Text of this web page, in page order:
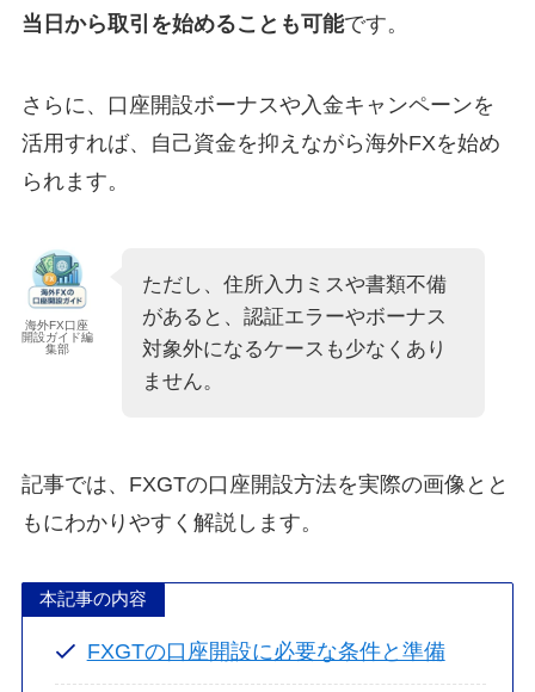
当日から取引を始めることも可能です。
さらに、口座開設ボーナスや入金キャンペーンを
活用すれば、自己資金を抑えながら海外FXを始め
られます。
海外FX口座
開設ガイド編
集部
ただし、住所入力ミスや書類不備
があると、認証エラーやボーナス
対象外になるケースも少なくあり
ません。
記事では、FXGTの口座開設方法を実際の画像とと
もにわかりやすく解説します。
本記事の内容
FXGTの口座開設に必要な条件と準備